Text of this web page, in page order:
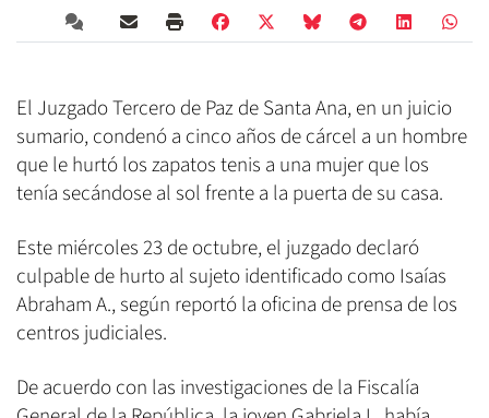
El Juzgado Tercero de Paz de Santa Ana, en un juicio
sumario, condenó a cinco años de cárcel a un hombre
que le hurtó los zapatos tenis a una mujer que los
tenía secándose al sol frente a la puerta de su casa.
Este miércoles 23 de octubre, el juzgado declaró
culpable de hurto al sujeto identificado como Isaías
Abraham A., según reportó la oficina de prensa de los
centros judiciales.
De acuerdo con las investigaciones de la Fiscalía